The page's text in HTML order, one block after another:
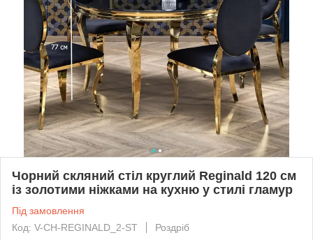
Чорний скляний стіл круглий Reginald 120 см
із золотими ніжками на кухню у стилі гламур
Під замовлення
Код: V-CH-REGINALD_2-ST
Роздріб